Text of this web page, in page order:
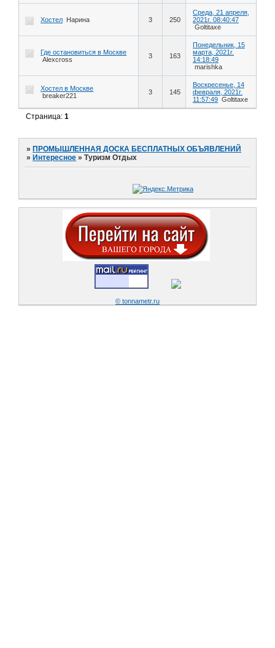
Хостел Нарина 3 250
Среда, 21 апреля,
2021г. 08:40:47
Goltitaxe
Где остановиться в Москве
Alexcross
3 163
Понедельник, 15
марта, 2021г.
14:18:49
marishka
Хостел в Москве
breaker221
3 145
Воскресенье, 14
февраля, 2021г.
11:57:49 Goltitaxe
Страница:1
» ПРОМЫШЛЕННАЯ ДОСКА БЕСПЛАТНЫХ ОБЪЯВЛЕНИЙ
» Интересное »Туризм Отдых
© tonnametr.ru